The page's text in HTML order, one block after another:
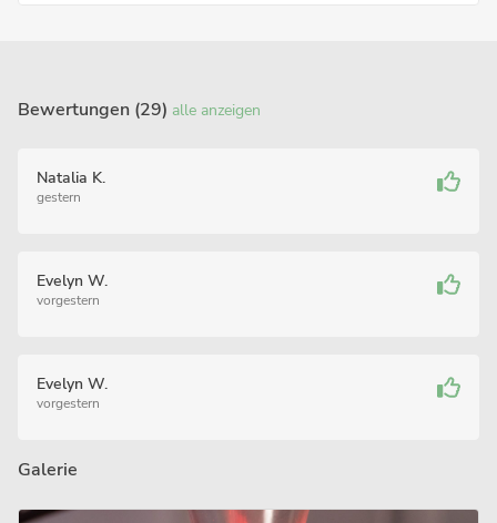
Bewertungen (29) alle anzeigen
Natalia K.
gestern
Evelyn W.
vorgestern
Evelyn W.
vorgestern
Galerie